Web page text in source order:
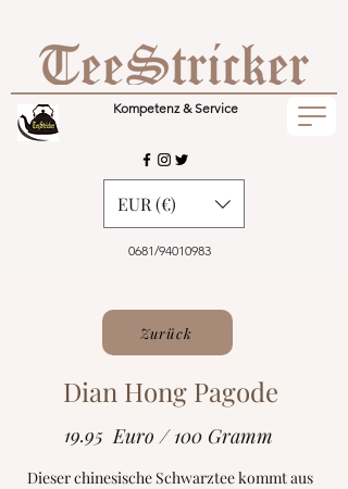
Kompetenz & Service
0681/94010983
EUR (€)
Zurück
Dian Hong Pagode
19.95 Euro / 100 Gramm
Dieser chinesische Schwarztee kommt aus